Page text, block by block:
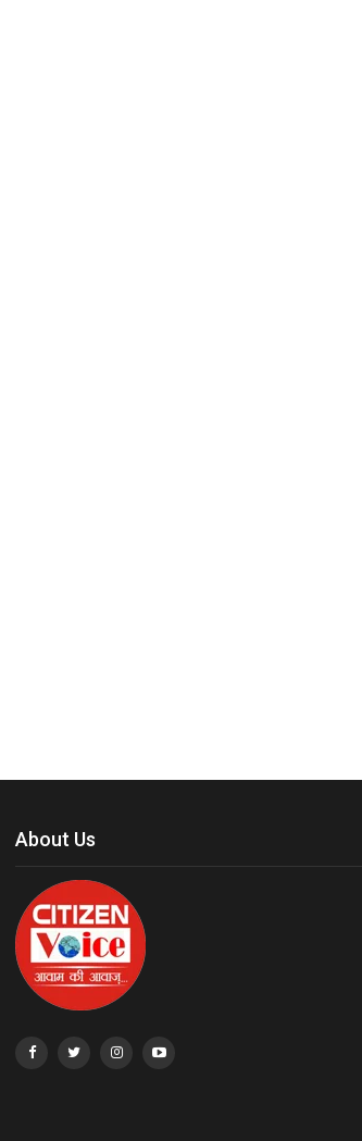
About Us